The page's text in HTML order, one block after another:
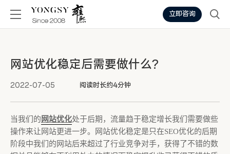
立即咨询
网站优化稳定后需要做什么?
2022-07-05 阅读时长约4分钟
当我们的 网站优化处于后期，流量趋于稳定增长我们需要做些
操作来让网站更进一步。网站优化稳定是只在SEO优化的后期
阶段中我们的网站后来超过了行业竞争对手，获得了不错的数